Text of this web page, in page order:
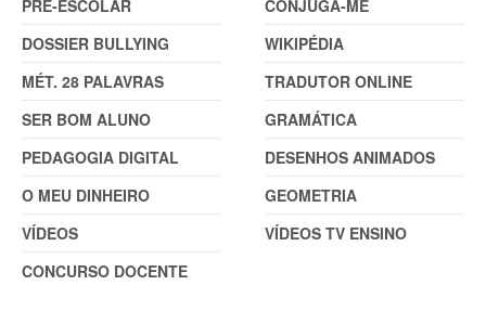
PRÉ-ESCOLAR
DOSSIER BULLYING
MÉT. 28 PALAVRAS
SER BOM ALUNO
PEDAGOGIA DIGITAL
O MEU DINHEIRO
VÍDEOS
CONCURSO DOCENTE
CONJUGA-ME
WIKIPÉDIA
TRADUTOR ONLINE
GRAMÁTICA
DESENHOS ANIMADOS
GEOMETRIA
VÍDEOS TV ENSINO